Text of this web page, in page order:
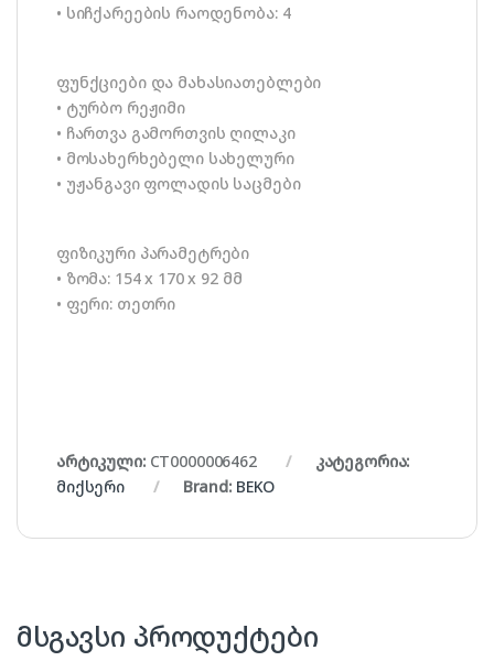
• სიჩქარეების რაოდენობა: 4
ფუნქციები და მახასიათებლები
• ტურბო რეჟიმი
• ჩართვა გამორთვის ღილაკი
• მოსახერხებელი სახელური
• უჟანგავი ფოლადის საცმები
ფიზიკური პარამეტრები
• ზომა: 154 x 170 x 92 მმ
• ფერი: თეთრი
არტიკული: CT0000006462
კატეგორია:
მიქსერი
Brand: BEKO
მსგავსი პროდუქტები